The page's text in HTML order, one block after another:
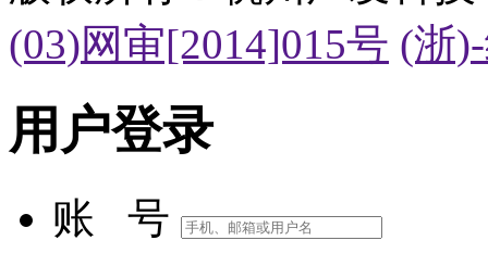
(03)网审[2014]015号 (浙
用户登录
账 号